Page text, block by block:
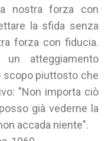
nostra forza con
la sfida senza
forza con fiducia.
un atteggiamento
scopo piuttosto che
"Non importa ciò
già vederne la
accada niente".